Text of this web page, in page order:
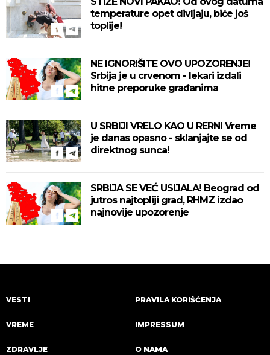
temperature opet divljaju, biće još
toplije!
NE IGNORIŠITE OVO UPOZORENJE!
Srbija je u crvenom - lekari izdali
hitne preporuke građanima
U SRBIJI VRELO KAO U RERNI Vreme
je danas opasno - sklanjajte se od
direktnog sunca!
SRBIJA SE VEĆ USIJALA! Beograd od
jutros najtopliji grad, RHMZ izdao
najnovije upozorenje
VESTI
VREME
ZDRAVLJE
PRAVILA KORIŠĆENJA
IMPRESSUM
O NAMA